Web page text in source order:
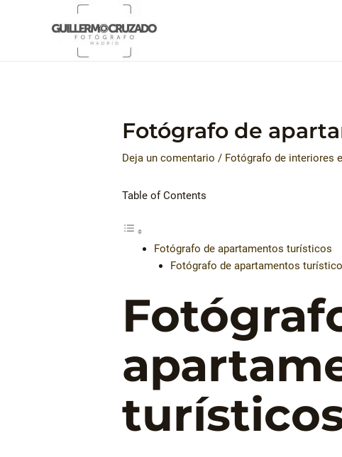
Fotógrafo de
Deja un comentario / Fotógrafo de interiores
Table of Contents
Fotógrafo de apartamentos turísticos
Fotógrafo de apartamentos